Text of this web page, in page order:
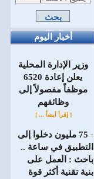
أخبار اليوم
وزير الإدارة المحلية
يعلن إعادة 6520
موظفاً مفصولاً إلى
‏وظائفهم
[ إقرأ أيضاً ... ]
=
75 مليون دخلوا إلى
التطبيق في ساعة ..
باحث : العمل على
بنية تقنية أكثر قوة